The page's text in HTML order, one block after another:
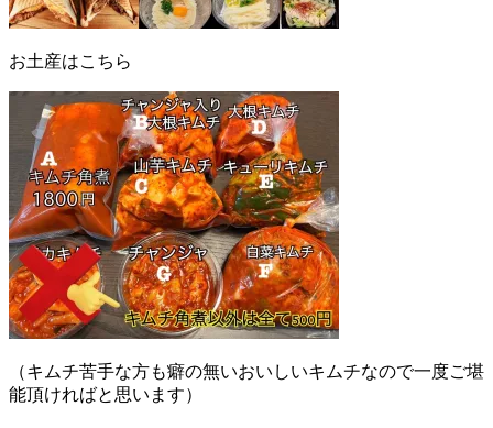
お土産はこちら
（キムチ苦手な方も癖の無いおいしいキムチなので一度ご堪
能頂ければと思います）